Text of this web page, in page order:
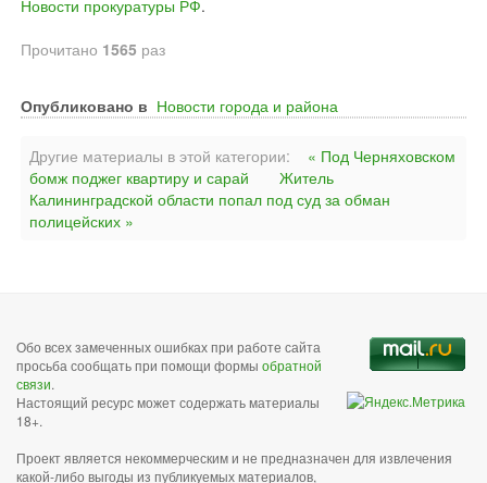
Новости прокуратуры РФ.
Прочитано 1565 раз
Опубликовано в Новости города и района
Другие материалы в этой категории:
« Под Черняховском
бомж поджег квартиру и сарай
Житель
Калининградской области попал под суд за обман
полицейских »
Обо всех замеченных ошибках при работе сайта
просьба сообщать при помощи формы обратной
связи.
Настоящий ресурс может содержать материалы
18+.
Проект является некоммерческим и не предназначен для извлечения
какой-либо выгоды из публикуемых материалов,